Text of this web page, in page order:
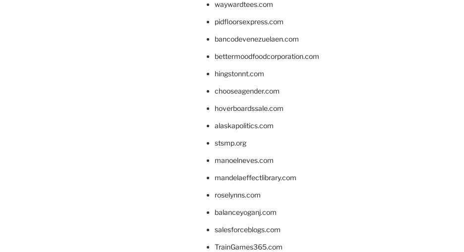
waywardtees.com
pidfloorsexpress.com
bancodevenezuelaen.com
bettermoodfoodcorporation.com
hingstonnt.com
chooseagender.com
hoverboardssale.com
alaskapolitics.com
stsmp.org
manoelneves.com
mandelaeffectlibrary.com
roselynns.com
balanceyoganj.com
salesforceblogs.com
TrainGames365.com